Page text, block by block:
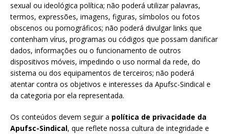
sexual ou ideológica política; não poderá utilizar palavras,
termos, expressões, imagens, figuras, símbolos ou fotos
obscenos ou pornográficos; não poderá divulgar links que
contenham vírus, programas ou códigos que possam danificar
dados, informações ou o funcionamento de outros
dispositivos móveis, impedindo o uso normal da rede, do
sistema ou dos equipamentos de terceiros; não poderá
atentar contra os objetivos e interesses da Apufsc-Sindical e
da categoria por ela representada.
Os conteúdos devem seguir a política de privacidade da
Apufsc-Sindical, que reflete nossa cultura de integridade e